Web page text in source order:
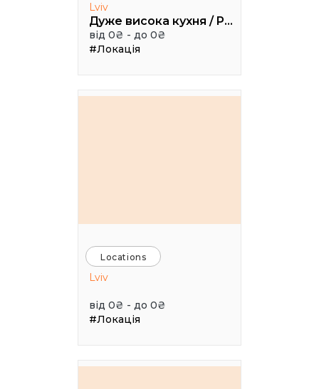
Lviv
Дуже висока кухня / Pretty High Kitchen
від 0₴ - до 0₴
#Локація
Locations
Lviv
від 0₴ - до 0₴
#Локація